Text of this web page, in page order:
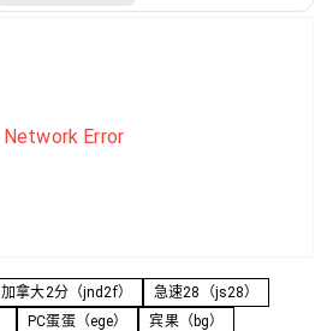
Network Error
加拿大2分（jnd2f）
急速28（js28）
PC蛋蛋（ege） 宾果（bg）